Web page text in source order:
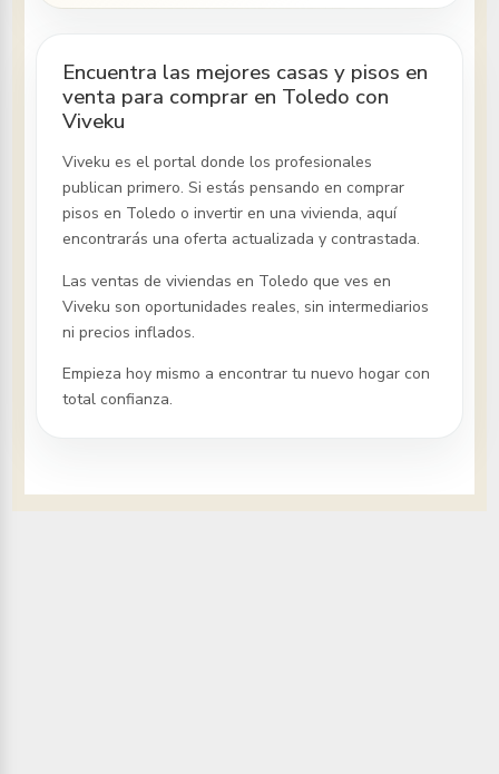
Encuentra las mejores casas y pisos en
venta para comprar en Toledo con
Viveku
Viveku es el portal donde los profesionales
publican primero. Si estás pensando en comprar
pisosen Toledo o invertir en una vivienda, aquí
encontrarás una oferta actualizada y contrastada.
Las ventas de viviendasen Toledo que ves en
Viveku son oportunidades reales, sin intermediarios
ni precios inflados.
Empieza hoy mismo a encontrar tu nuevo hogar con
total confianza.